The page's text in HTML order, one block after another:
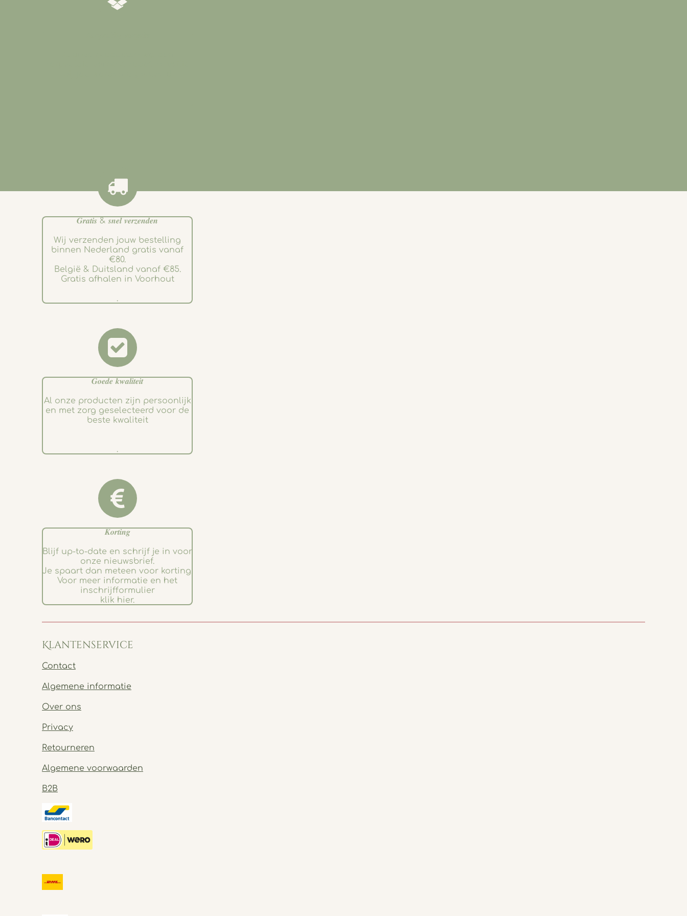
𝑮𝒓𝒂𝒕𝒊𝒔 & 𝒔𝒏𝒆𝒍 𝒗𝒆𝒓𝒛𝒆𝒏𝒅𝒆𝒏
Wij verzenden jouw bestelling
binnen Nederland gratis vanaf
€80.
België & Duitsland vanaf €85.
Gratis afhalen in Voorhout
.
𝑮𝒐𝒆𝒅𝒆 𝒌𝒘𝒂𝒍𝒊𝒕𝒆𝒊𝒕
Al onze producten zijn persoonlijk
en met zorg geselecteerd voor de
beste kwaliteit
.
𝑲𝒐𝒓𝒕𝒊𝒏𝒈
Blijf up-to-date en schrijf je in voor
onze nieuwsbrief.
Je spaart dan meteen voor korting.
Voor meer informatie en het
inschrijfformulier
klik hier.
Klantenservice
Contact
Algemene informatie
Over ons
Privacy
Retourneren
Algemene voorwaarden
B2B